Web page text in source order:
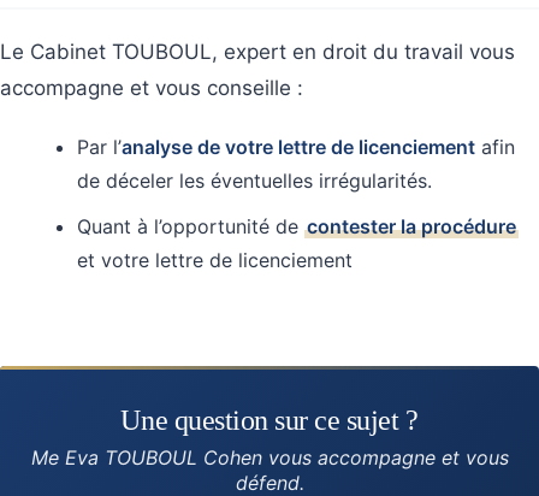
Le Cabinet TOUBOUL, expert en droit du travail vous
accompagne et vous conseille :
Par l’analyse de votre lettre de licenciement afin
de déceler les éventuelles irrégularités.
Quant à l’opportunité de contester la procédure
et votre lettre de licenciement
Une question sur ce sujet ?
Me Eva TOUBOUL Cohen vous accompagne et vous
défend.